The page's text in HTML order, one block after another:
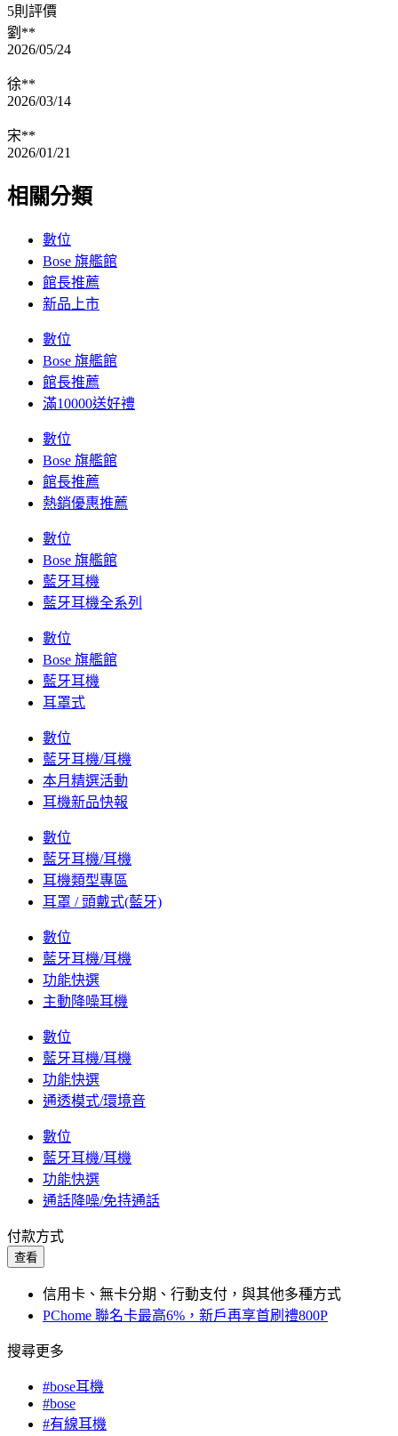
5則評價
劉**
2026/05/24
徐**
2026/03/14
宋**
2026/01/21
相關分類
數位
Bose 旗艦館
館長推薦
新品上市
數位
Bose 旗艦館
館長推薦
滿10000送好禮
數位
Bose 旗艦館
館長推薦
熱銷優惠推薦
數位
Bose 旗艦館
藍牙耳機
藍牙耳機全系列
數位
Bose 旗艦館
藍牙耳機
耳罩式
數位
藍牙耳機/耳機
本月精選活動
耳機新品快報
數位
藍牙耳機/耳機
耳機類型專區
耳罩 / 頭戴式(藍牙)
數位
藍牙耳機/耳機
功能快選
主動降噪耳機
數位
藍牙耳機/耳機
功能快選
通透模式/環境音
數位
藍牙耳機/耳機
功能快選
通話降噪/免持通話
付款方式
查看
信用卡、無卡分期、行動支付，與其他多種方式
PChome 聯名卡最高6%，新戶再享首刷禮800P
搜尋更多
#bose耳機
#bose
#有線耳機